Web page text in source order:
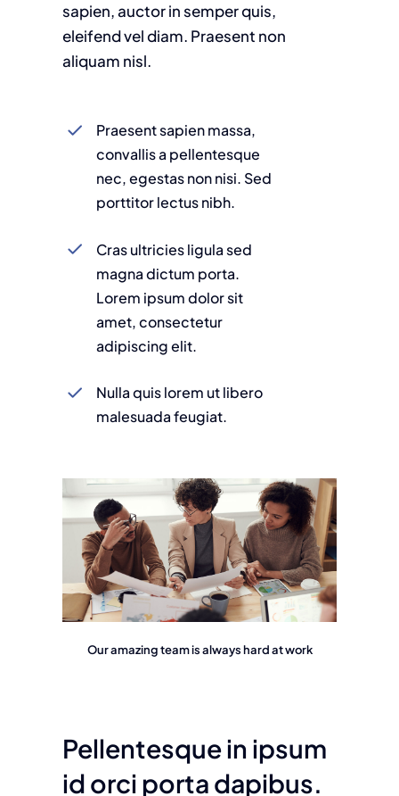
sapien, auctor in semper quis,
eleifend vel diam. Praesent non
aliquam nisl.
Praesent sapien massa,
convallis a pellentesque
nec, egestas non nisi. Sed
porttitor lectus nibh.
Cras ultricies ligula sed
magna dictum porta.
Lorem ipsum dolor sit
amet, consectetur
adipiscing elit.
Nulla quis lorem ut libero
malesuada feugiat.
Our amazing team is always hard at work
Pellentesque in ipsum
id orci porta dapibus.